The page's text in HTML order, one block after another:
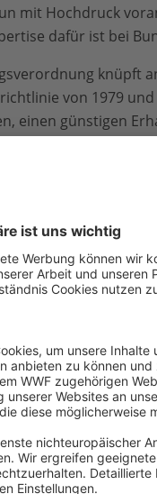
mit Hochdruck
dafür ist bei
knüpft
von 1979
einen günstigen
bislang
oder
Folgen der
Kontakt
WiebkeElbe
Pressesprecherin
Agrarrohstoffe,